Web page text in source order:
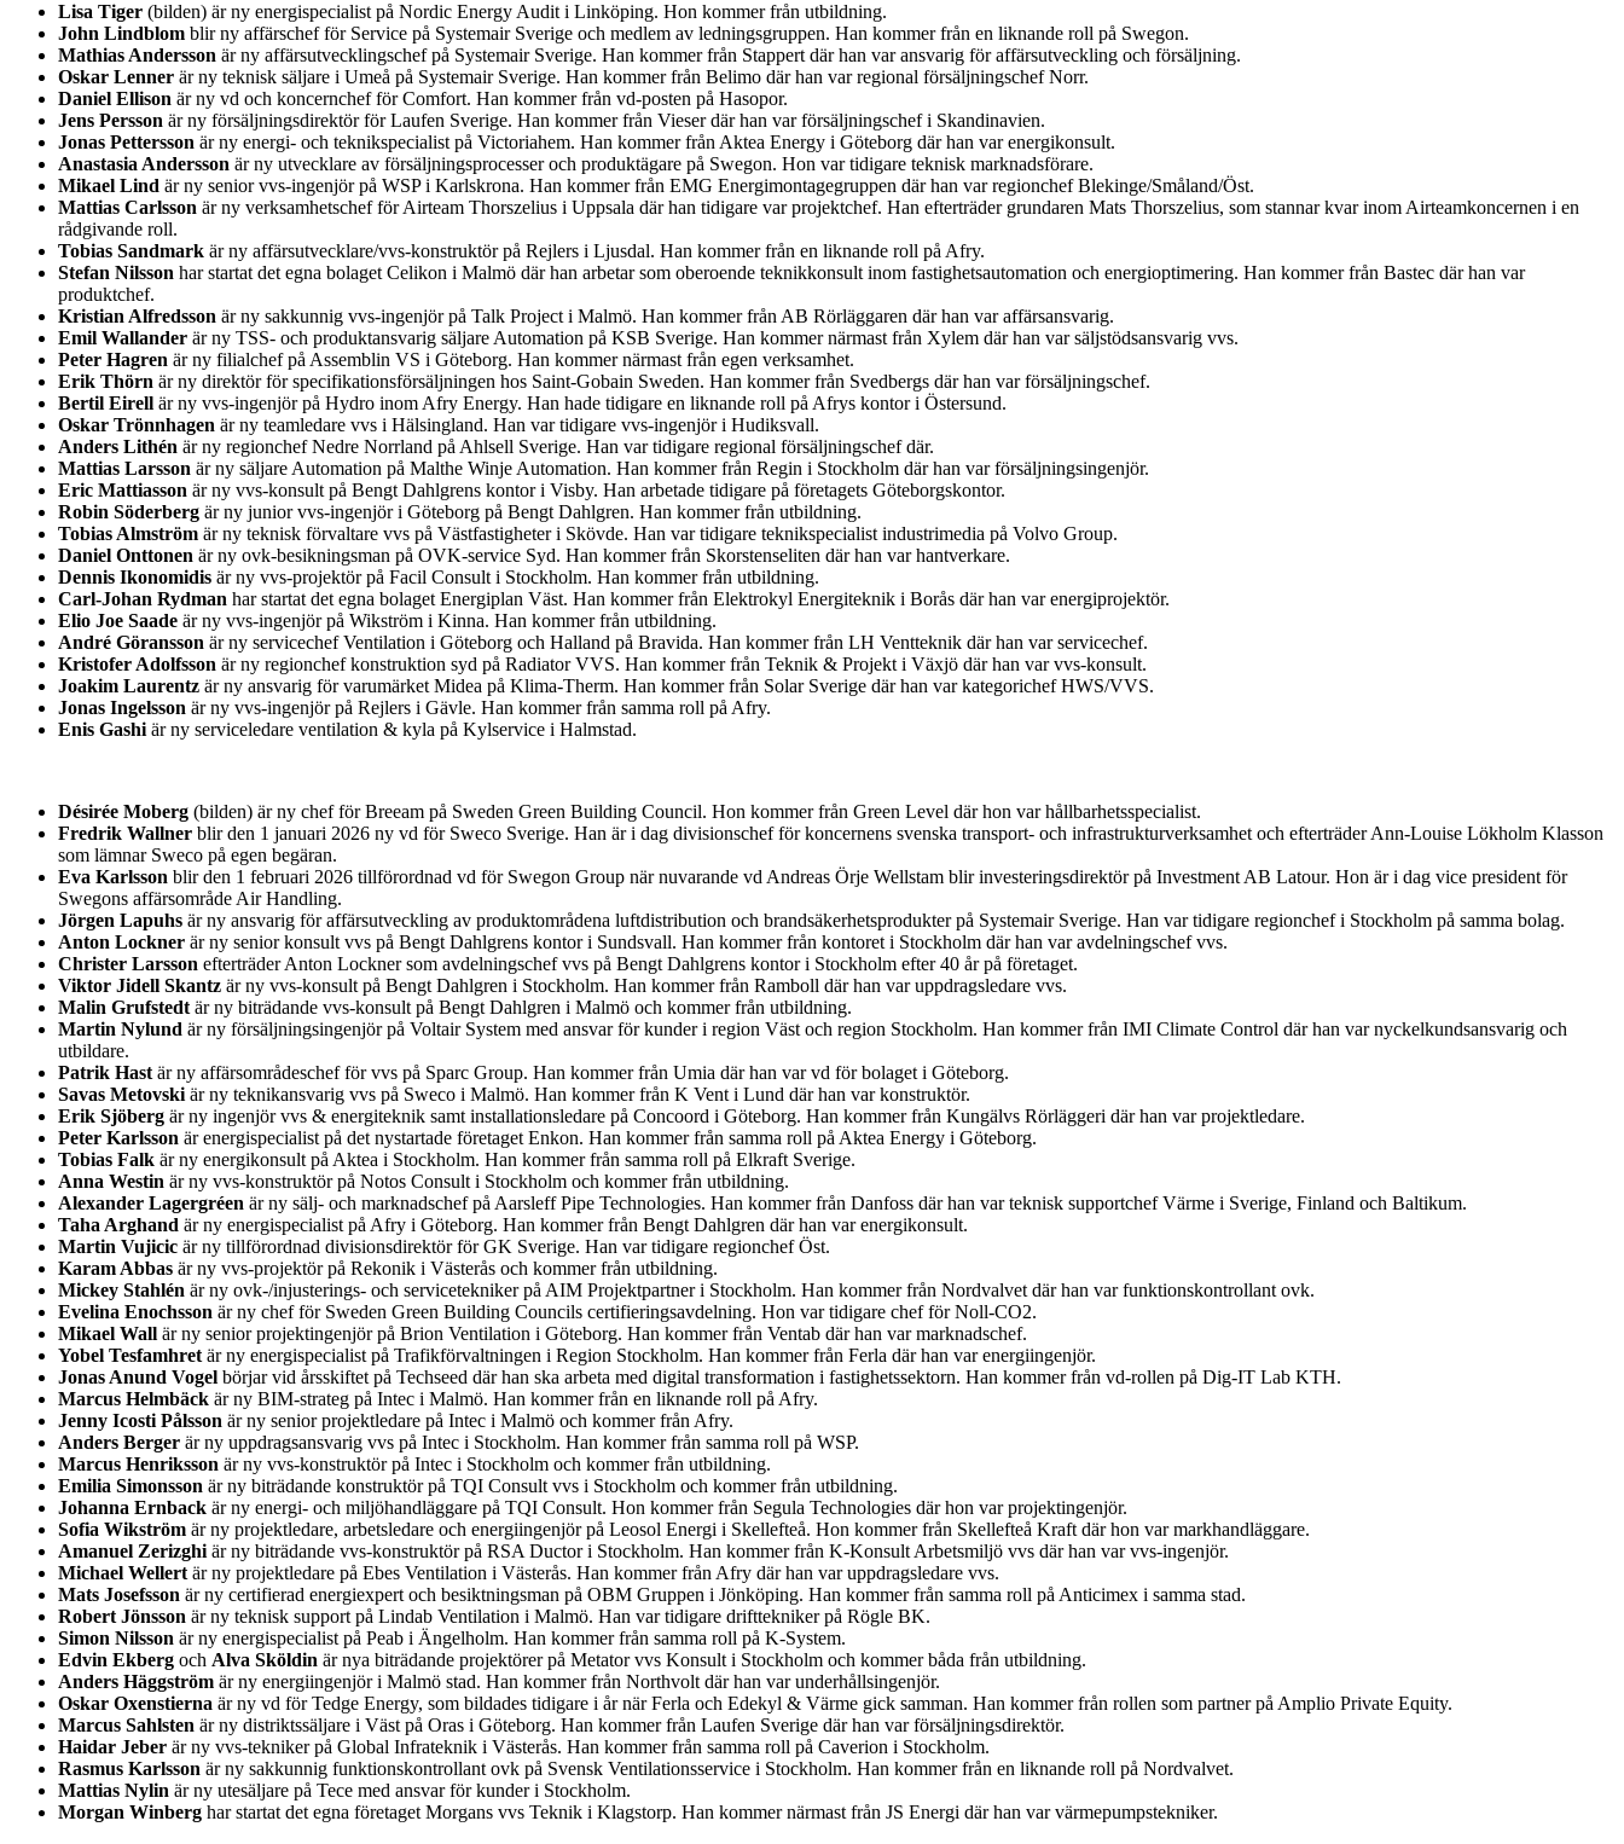
Lisa Tiger (bilden) är ny energispecialist på Nordic Energy Audit i Linköping. Hon kommer från utbildning.
John Lindblom blir ny affärschef för Service på Systemair Sverige och medlem av ledningsgruppen. Han kommer från en liknande roll på Swegon.
Mathias Andersson är ny affärsutvecklingschef på Systemair Sverige. Han kommer från Stappert där han var ansvarig för affärsutveckling och försäljning.
Oskar Lenner är ny teknisk säljare i Umeå på Systemair Sverige. Han kommer från Belimo där han var regional försäljningschef Norr.
Daniel Ellison är ny vd och koncernchef för Comfort. Han kommer från vd-posten på Hasopor.
Jens Persson är ny försäljningsdirektör för Laufen Sverige. Han kommer från Vieser där han var försäljningschef i Skandinavien.
Jonas Pettersson är ny energi- och teknikspecialist på Victoriahem. Han kommer från Aktea Energy i Göteborg där han var energikonsult.
Anastasia Andersson är ny utvecklare av försäljningsprocesser och produktägare på Swegon. Hon var tidigare teknisk marknadsförare.
Mikael Lind är ny senior vvs-ingenjör på WSP i Karlskrona. Han kommer från EMG Energimontagegruppen där han var regionchef Blekinge/Småland/Öst.
Mattias Carlsson är ny verksamhetschef för Airteam Thorszelius i Uppsala där han tidigare var projektchef. Han efterträder grundaren Mats Thorszelius, som stannar kvar inom Airteamkoncernen i en
rådgivande roll.
Tobias Sandmark är ny affärsutvecklare/vvs-konstruktör på Rejlers i Ljusdal. Han kommer från en liknande roll på Afry.
Stefan Nilsson har startat det egna bolaget Celikon i Malmö där han arbetar som oberoende teknikkonsult inom fastighetsautomation och energioptimering. Han kommer från Bastec där han var
produktchef.
Kristian Alfredsson är ny sakkunnig vvs-ingenjör på Talk Project i Malmö. Han kommer från AB Rörläggaren där han var affärsansvarig.
Emil Wallander är ny TSS- och produktansvarig säljare Automation på KSB Sverige. Han kommer närmast från Xylem där han var säljstödsansvarig vvs.
Peter Hagren är ny filialchef på Assemblin VS i Göteborg. Han kommer närmast från egen verksamhet.
Erik Thörn är ny direktör för specifikationsförsäljningen hos Saint-Gobain Sweden. Han kommer från Svedbergs där han var försäljningschef.
Bertil Eirell är ny vvs-ingenjör på Hydro inom Afry Energy. Han hade tidigare en liknande roll på Afrys kontor i Östersund.
Oskar Trönnhagen är ny teamledare vvs i Hälsingland. Han var tidigare vvs-ingenjör i Hudiksvall.
Anders Lithén är ny regionchef Nedre Norrland på Ahlsell Sverige. Han var tidigare regional försäljningschef där.
Mattias Larsson är ny säljare Automation på Malthe Winje Automation. Han kommer från Regin i Stockholm där han var försäljningsingenjör.
Eric Mattiasson är ny vvs-konsult på Bengt Dahlgrens kontor i Visby. Han arbetade tidigare på företagets Göteborgskontor.
Robin Söderberg är ny junior vvs-ingenjör i Göteborg på Bengt Dahlgren. Han kommer från utbildning.
Tobias Almström är ny teknisk förvaltare vvs på Västfastigheter i Skövde. Han var tidigare teknikspecialist industrimedia på Volvo Group.
Daniel Onttonen är ny ovk-besikningsman på OVK-service Syd. Han kommer från Skorstenseliten där han var hantverkare.
Dennis Ikonomidis är ny vvs-projektör på Facil Consult i Stockholm. Han kommer från utbildning.
Carl-Johan Rydman har startat det egna bolaget Energiplan Väst. Han kommer från Elektrokyl Energiteknik i Borås där han var energiprojektör.
Elio Joe Saade är ny vvs-ingenjör på Wikström i Kinna. Han kommer från utbildning.
André Göransson är ny servicechef Ventilation i Göteborg och Halland på Bravida. Han kommer från LH Ventteknik där han var servicechef.
Kristofer Adolfsson är ny regionchef konstruktion syd på Radiator VVS. Han kommer från Teknik & Projekt i Växjö där han var vvs-konsult.
Joakim Laurentz är ny ansvarig för varumärket Midea på Klima-Therm. Han kommer från Solar Sverige där han var kategorichef HWS/VVS.
Jonas Ingelsson är ny vvs-ingenjör på Rejlers i Gävle. Han kommer från samma roll på Afry.
Enis Gashi är ny serviceledare ventilation & kyla på Kylservice i Halmstad.
Désirée Moberg (bilden) är ny chef för Breeam på Sweden Green Building Council. Hon kommer från Green Level där hon var hållbarhetsspecialist.
Fredrik Wallner blir den 1 januari 2026 ny vd för Sweco Sverige. Han är i dag divisionschef för koncernens svenska transport- och infrastrukturverksamhet och efterträder Ann-Louise Lökholm Klasson
som lämnar Sweco på egen begäran.
Eva Karlsson blir den 1 februari 2026 tillförordnad vd för Swegon Group när nuvarande vd Andreas Örje Wellstam blir investeringsdirektör på Investment AB Latour. Hon är i dag vice president för
Swegons affärsområde Air Handling.
Jörgen Lapuhs är ny ansvarig för affärsutveckling av produktområdena luftdistribution och brandsäkerhetsprodukter på Systemair Sverige. Han var tidigare regionchef i Stockholm på samma bolag.
Anton Lockner är ny senior konsult vvs på Bengt Dahlgrens kontor i Sundsvall. Han kommer från kontoret i Stockholm där han var avdelningschef vvs.
Christer Larsson efterträder Anton Lockner som avdelningschef vvs på Bengt Dahlgrens kontor i Stockholm efter 40 år på företaget.
Viktor Jidell Skantz är ny vvs-konsult på Bengt Dahlgren i Stockholm. Han kommer från Ramboll där han var uppdragsledare vvs.
Malin Grufstedt är ny biträdande vvs-konsult på Bengt Dahlgren i Malmö och kommer från utbildning.
Martin Nylund är ny försäljningsingenjör på Voltair System med ansvar för kunder i region Väst och region Stockholm. Han kommer från IMI Climate Control där han var nyckelkundsansvarig och
utbildare.
Patrik Hast är ny affärsområdeschef för vvs på Sparc Group. Han kommer från Umia där han var vd för bolaget i Göteborg.
Savas Metovski är ny teknikansvarig vvs på Sweco i Malmö. Han kommer från K Vent i Lund där han var konstruktör.
Erik Sjöberg är ny ingenjör vvs & energiteknik samt installationsledare på Concoord i Göteborg. Han kommer från Kungälvs Rörläggeri där han var projektledare.
Peter Karlsson är energispecialist på det nystartade företaget Enkon. Han kommer från samma roll på Aktea Energy i Göteborg.
Tobias Falk är ny energikonsult på Aktea i Stockholm. Han kommer från samma roll på Elkraft Sverige.
Anna Westin är ny vvs-konstruktör på Notos Consult i Stockholm och kommer från utbildning.
Alexander Lagergréen är ny sälj- och marknadschef på Aarsleff Pipe Technologies. Han kommer från Danfoss där han var teknisk supportchef Värme i Sverige, Finland och Baltikum.
Taha Arghand är ny energispecialist på Afry i Göteborg. Han kommer från Bengt Dahlgren där han var energikonsult.
Martin Vujicic är ny tillförordnad divisionsdirektör för GK Sverige. Han var tidigare regionchef Öst.
Karam Abbas är ny vvs-projektör på Rekonik i Västerås och kommer från utbildning.
Mickey Stahlén är ny ovk-/injusterings- och servicetekniker på AIM Projektpartner i Stockholm. Han kommer från Nordvalvet där han var funktionskontrollant ovk.
Evelina Enochsson är ny chef för Sweden Green Building Councils certifieringsavdelning. Hon var tidigare chef för Noll-CO2.
Mikael Wall är ny senior projektingenjör på Brion Ventilation i Göteborg. Han kommer från Ventab där han var marknadschef.
Yobel Tesfamhret är ny energispecialist på Trafikförvaltningen i Region Stockholm. Han kommer från Ferla där han var energiingenjör.
Jonas Anund Vogel börjar vid årsskiftet på Techseed där han ska arbeta med digital transformation i fastighetssektorn. Han kommer från vd-rollen på Dig-IT Lab KTH.
Marcus Helmbäck är ny BIM-strateg på Intec i Malmö. Han kommer från en liknande roll på Afry.
Jenny Icosti Pålsson är ny senior projektledare på Intec i Malmö och kommer från Afry.
Anders Berger är ny uppdragsansvarig vvs på Intec i Stockholm. Han kommer från samma roll på WSP.
Marcus Henriksson är ny vvs-konstruktör på Intec i Stockholm och kommer från utbildning.
Emilia Simonsson är ny biträdande konstruktör på TQI Consult vvs i Stockholm och kommer från utbildning.
Johanna Ernback är ny energi- och miljöhandläggare på TQI Consult. Hon kommer från Segula Technologies där hon var projektingenjör.
Sofia Wikström är ny projektledare, arbetsledare och energiingenjör på Leosol Energi i Skellefteå. Hon kommer från Skellefteå Kraft där hon var markhandläggare.
Amanuel Zerizghi är ny biträdande vvs-konstruktör på RSA Ductor i Stockholm. Han kommer från K-Konsult Arbetsmiljö vvs där han var vvs-ingenjör.
Michael Wellert är ny projektledare på Ebes Ventilation i Västerås. Han kommer från Afry där han var uppdragsledare vvs.
Mats Josefsson är ny certifierad energiexpert och besiktningsman på OBM Gruppen i Jönköping. Han kommer från samma roll på Anticimex i samma stad.
Robert Jönsson är ny teknisk support på Lindab Ventilation i Malmö. Han var tidigare drifttekniker på Rögle BK.
Simon Nilsson är ny energispecialist på Peab i Ängelholm. Han kommer från samma roll på K-System.
Edvin Ekberg och Alva Sköldin är nya biträdande projektörer på Metator vvs Konsult i Stockholm och kommer båda från utbildning.
Anders Häggström är ny energiingenjör i Malmö stad. Han kommer från Northvolt där han var underhållsingenjör.
Oskar Oxenstierna är ny vd för Tedge Energy, som bildades tidigare i år när Ferla och Edekyl & Värme gick samman. Han kommer från rollen som partner på Amplio Private Equity.
Marcus Sahlsten är ny distriktssäljare i Väst på Oras i Göteborg. Han kommer från Laufen Sverige där han var försäljningsdirektör.
Haidar Jeber är ny vvs-tekniker på Global Infrateknik i Västerås. Han kommer från samma roll på Caverion i Stockholm.
Rasmus Karlsson är ny sakkunnig funktionskontrollant ovk på Svensk Ventilationsservice i Stockholm. Han kommer från en liknande roll på Nordvalvet.
Mattias Nylin är ny utesäljare på Tece med ansvar för kunder i Stockholm.
Morgan Winberg har startat det egna företaget Morgans vvs Teknik i Klagstorp. Han kommer närmast från JS Energi där han var värmepumpstekniker.